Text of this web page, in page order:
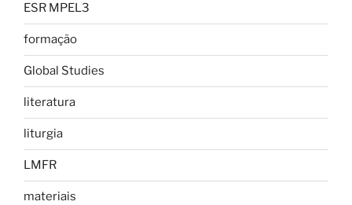
ESR MPEL3
formação
Global Studies
literatura
liturgia
LMFR
materiais